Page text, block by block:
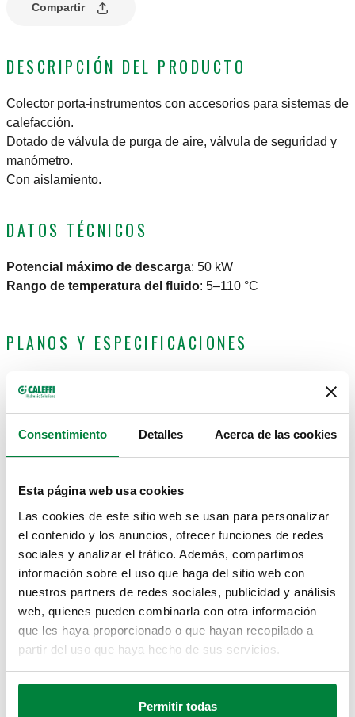
Consentimiento Detalles Acerca de las cookies
Esta página web usa cookies
Las cookies de este sitio web se usan para personalizar
el contenido y los anuncios, ofrecer funciones de redes
sociales y analizar el tráfico. Además, compartimos
información sobre el uso que haga del sitio web con
nuestros partners de redes sociales, publicidad y análisis
web, quienes pueden combinarla con otra información
que les haya proporcionado o que hayan recopilado a
partir del uso que haya hecho de sus servicios.
Permitir todas
Compartir
DESCRIPCIÓN DEL PRODUCTO
Colector porta-instrumentos con accesorios para sistemas de
calefacción.
Dotado de válvula de purga de aire, válvula de seguridad y
manómetro.
Con aislamiento.
DATOS TÉCNICOS
Potencial máximo de descarga: 50 kW
Rango de temperatura del fluido: 5–110 °C
PLANOS Y ESPECIFICACIONES
Código de
G 1" (ISO 228-
Sin
Modelos en 3D
Texto de licitación Mostrar Copia
CALEFFI, 302630. Colector porta-instrumentos con
accesorios para sistemas de calefacción. Dotado de
válvula de purga de aire, válvula de seguridad y
manómetro. Conexión: G 1" (ISO 228-1) H. Rango de
temperatura del fluido: 5–110 °C. Calibración: 3 bar.
SCIP code
d94bdc8d-2329-40e8-8ab6-
642c5bb596a5
Mostrar